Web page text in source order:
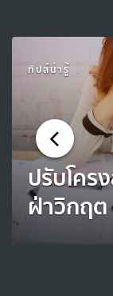
ทิปส์น่ารู้
ปรับโคร
ฝ่าวิกฤต